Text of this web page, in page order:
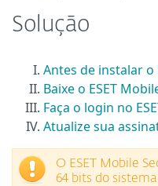
Solução
Antes de instalar o
Baixe o ESET
Faça o login no
Atualize sua
O ESET Mobile
64 bits do